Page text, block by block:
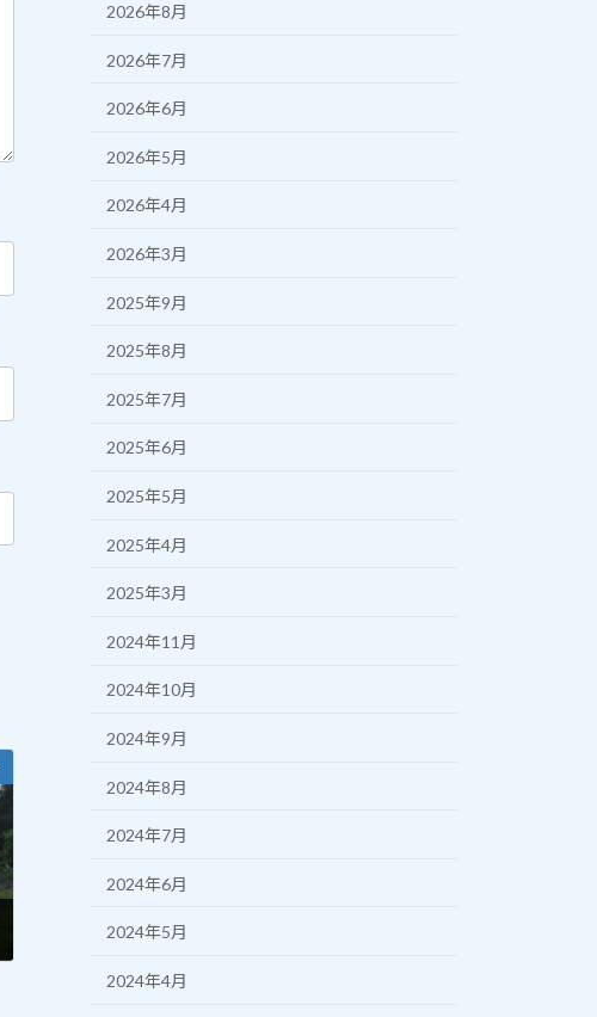
2026年8月
2026年7月
2026年6月
2026年5月
2026年4月
2026年3月
2025年9月
2025年8月
2025年7月
2025年6月
2025年5月
2025年4月
2025年3月
2024年11月
2024年10月
2024年9月
2024年8月
2024年7月
2024年6月
2024年5月
2024年4月